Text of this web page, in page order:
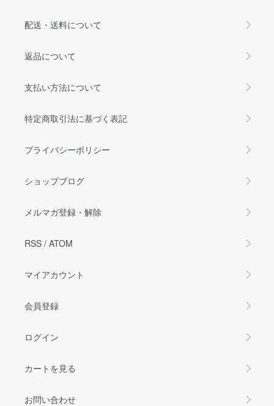
配送・送料について
返品について
支払い方法について
特定商取引法に基づく表記
プライバシーポリシー
ショップブログ
メルマガ登録・解除
RSS / ATOM
マイアカウント
会員登録
ログイン
カートを見る
お問い合わせ